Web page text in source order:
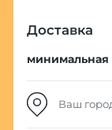
Доставка
минимальная
Ваш